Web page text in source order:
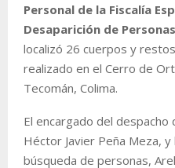
Personal de la Fiscalía
Desaparición de
localizó 26 cuerpos y
realizado en el Cerro de
Tecomán, Colima.
El encargado del despacho
Héctor Javier Peña Meza,
búsqueda de personas,